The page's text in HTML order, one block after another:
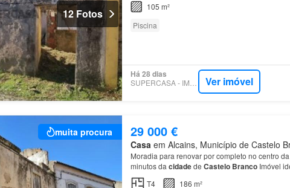
12 Fotos
105 m²
Piscina
Há 28 dias
Ver imóvel
muita procura 29 000 €
Casaem Alcains, Município de Castelo
Moradia para renovar por completo no centro
minutos da cidadede Castelo BrancoImóvel
perca esta oportunidade e contacte já a
T4
186 m²